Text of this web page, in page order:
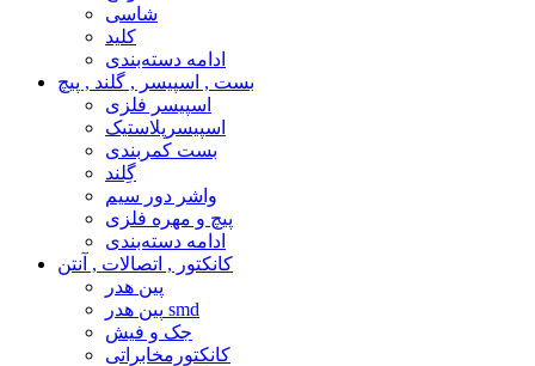
شاسی
کلید
ادامه دسته‌بندی
بست , اسپیسر , گلند , پیچ
اسپیسر فلزی
اسپیسرپلاستیک
بست کمربندی
گِلند
واشر دور سیم
پیچ و مهره فلزی
ادامه دسته‌بندی
کانکتور , اتصالات , آنتن
پین هدر
پین هدر smd
جک و فیش
کانکتورمخابراتی